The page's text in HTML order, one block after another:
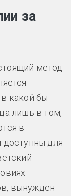
за
метод
какой бы
лишь в том,
в
доступны для
вынужден